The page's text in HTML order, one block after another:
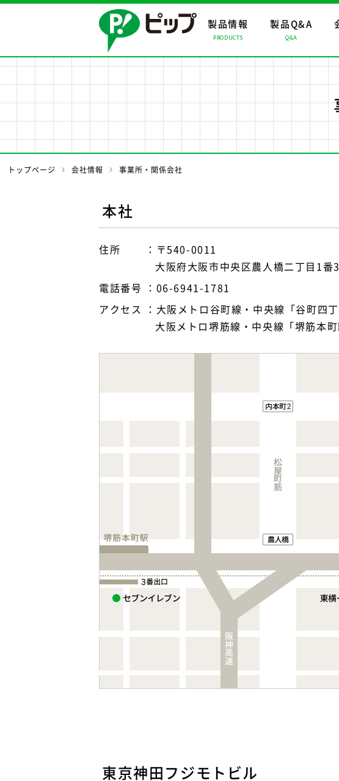
製品情報
PRODUCTS
製品情報
製品情報トップ お
製品Q&A
Q&A
会社情報
会社情報トップ ト
事業案内
事業案内トップ マ
トップページ 会社情報 事業所・関係会社
本社
住所
〒540-0011
大阪府大阪市中央区農人橋二丁目1番
電話番号
06-6941-1781
アクセス
大阪メトロ谷町線・中央線「谷町四
大阪メトロ堺筋線・中央線「堺筋本
東京神田フジモトビル